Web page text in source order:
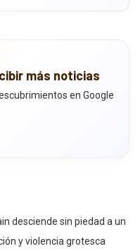
más noticias
en Google
desciende sin piedad a un
y violencia grotesca